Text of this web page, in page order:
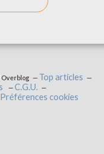
Top articles
C.G.U.
Préférences cookies